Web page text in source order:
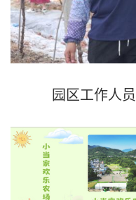
园区工作人员